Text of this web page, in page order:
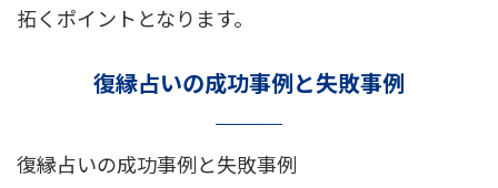
拓くポイントとなります。
復縁占いの成功事例と失敗事例
復縁占いの成功事例と失敗事例